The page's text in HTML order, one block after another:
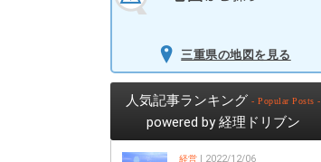
三重県の地図を見る
人気記事ランキング- Popular Posts -
powered by 経理ドリブン
経営 | 2022/12/06